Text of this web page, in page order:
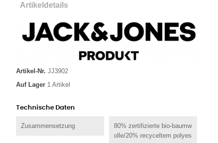
Artikeldetails
Artikel-Nr. JJ3902
Auf Lager 1 Artikel
Technische Daten
Zusammensetzung
80% zertifizierte bio-baumw
olle/20% recyceltem polyes